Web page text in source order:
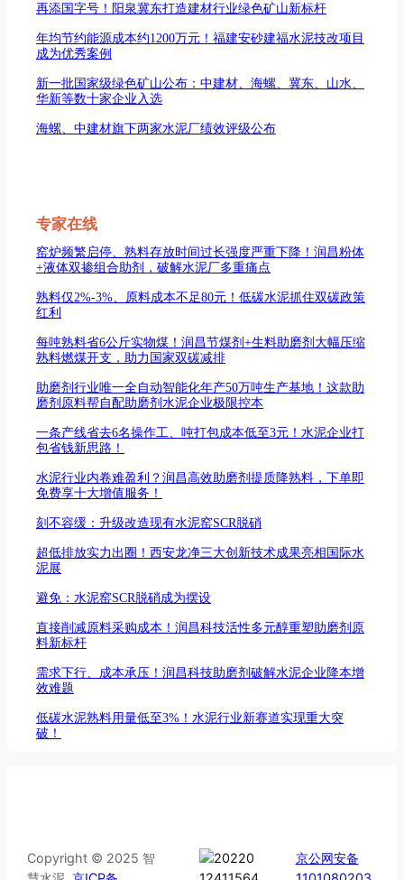
再添国字号！阳泉冀东打造建材行业绿色矿山新标杆
年均节约能源成本约1200万元！福建安砂建福水泥技改项目
成为优秀案例
新一批国家级绿色矿山公布：中建材、海螺、冀东、山水、
华新等数十家企业入选
海螺、中建材旗下两家水泥厂绩效评级公布
专家在线
窑炉频繁启停、熟料存放时间过长强度严重下降！润昌粉体
+液体双掺组合助剂，破解水泥厂多重痛点
熟料仅2%-3%、原料成本不足80元！低碳水泥抓住双碳政策
红利
每吨熟料省6公斤实物煤！润昌节煤剂+生料助磨剂大幅压缩
熟料燃煤开支，助力国家双碳减排
助磨剂行业唯一全自动智能化年产50万吨生产基地！这款助
磨剂原料帮自配助磨剂水泥企业极限控本
一条产线省去6名操作工、吨打包成本低至3元！水泥企业打
包省钱新思路！
水泥行业内卷难盈利？润昌高效助磨剂提质降熟料，下单即
免费享十大增值服务！
刻不容缓：升级改造现有水泥窑SCR脱硝
超低排放实力出圈！西安龙净三大创新技术成果亮相国际水
泥展
避免：水泥窑SCR脱硝成为摆设
直接削减原料采购成本！润昌科技活性多元醇重塑助磨剂原
料新标杆
需求下行、成本承压！润昌科技助磨剂破解水泥企业降本增
效难题
低碳水泥熟料用量低至3%！水泥行业新赛道实现重大突
破！
Copyright © 2025 智
京公网安备